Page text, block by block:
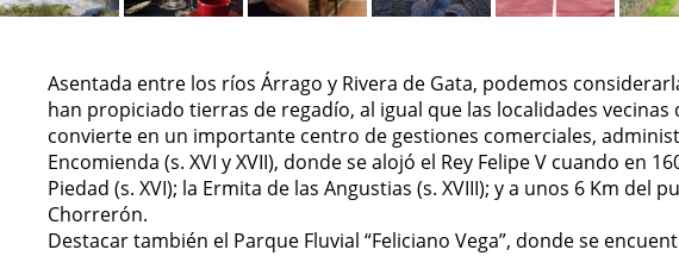
Asentada entre los ríos Árrago y Rivera de Gata, podemos
han propiciado tierras de regadío, al igual que las localidades
convierte en un importante centro de gestiones comerciales,
Encomienda (s. XVI y XVII), donde se alojó el Rey Felipe V cuando en
Piedad (s. XVI); la Ermita de las Angustias (s. XVIII); y a unos 6 Km
Chorrerón.
Destacar también el Parque Fluvial “Feliciano Vega”, donde se